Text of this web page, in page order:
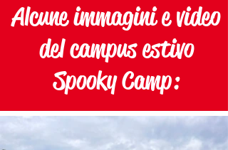
Alcune immagini e video
del campus estivo
Spooky Camp: